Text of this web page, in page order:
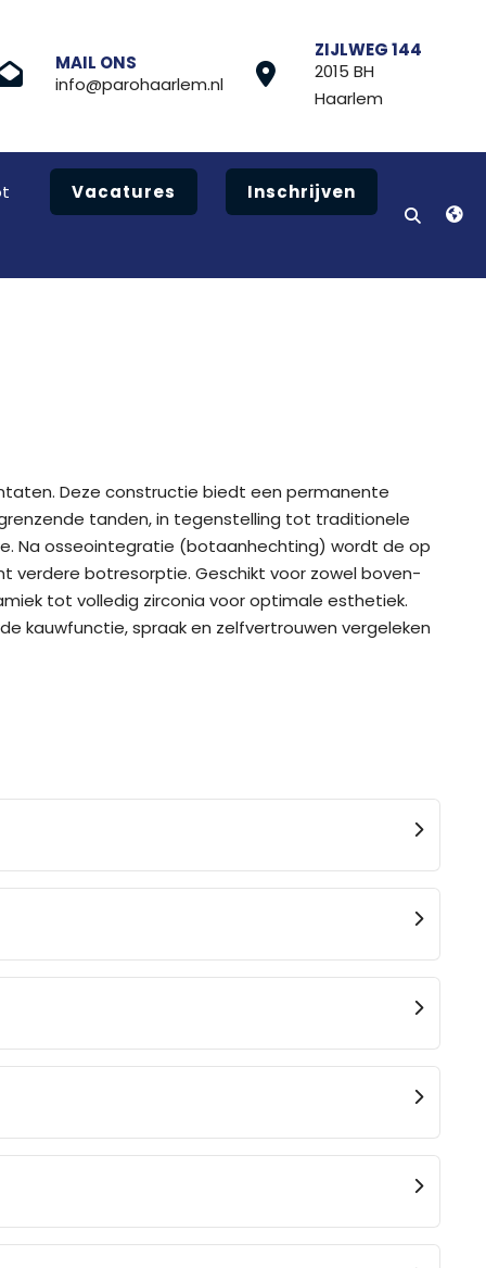
MAIL ONS
info@parohaarlem.nl
ZIJLWEG 144
2015 BH
Haarlem
Vacatures Inschrijven
Deze constructie biedt een permanente
tanden, in tegenstelling tot traditionele
Na osseointegratie (botaanhechting) wordt de op
botresorptie. Geschikt voor zowel boven-
tot volledig zirconia voor optimale esthetiek.
kauwfunctie, spraak en zelfvertrouwen vergeleken